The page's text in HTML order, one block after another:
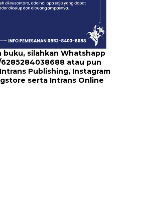
buku, silahkan Whatshapp
atau pun
Publishing, Instagram
serta Intrans Online